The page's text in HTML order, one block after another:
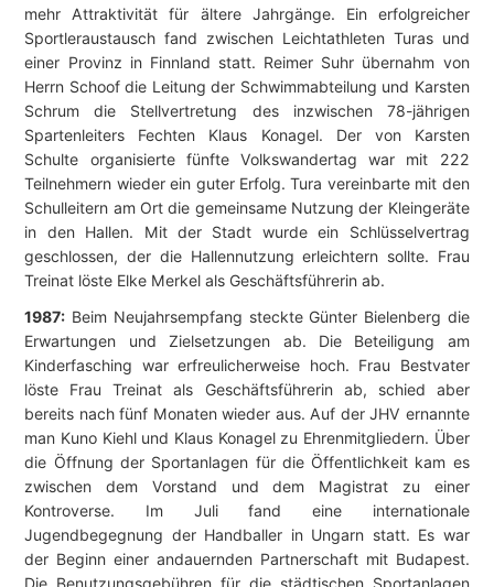
mehr Attraktivität für ältere Jahrgänge. Ein erfolgreicher
Sportleraustausch fand zwischen Leichtathleten Turas und
einer Provinz in Finnland statt. Reimer Suhr übernahm von
Herrn Schoof die Leitung der Schwimmabteilung und Karsten
Schrum die Stellvertretung des inzwischen 78-jährigen
Spartenleiters Fechten Klaus Konagel. Der von Karsten
Schulte organisierte fünfte Volkswandertag war mit 222
Teilnehmern wieder ein guter Erfolg. Tura vereinbarte mit den
Schulleitern am Ort die gemeinsame Nutzung der Kleingeräte
in den Hallen. Mit der Stadt wurde ein Schlüsselvertrag
geschlossen, der die Hallennutzung erleichtern sollte. Frau
Treinat löste Elke Merkel als Geschäftsführerin ab.
1987: Beim Neujahrsempfang steckte Günter Bielenberg die
Erwartungen und Zielsetzungen ab. Die Beteiligung am
Kinderfasching war erfreulicherweise hoch. Frau Bestvater
löste Frau Treinat als Geschäftsführerin ab, schied aber
bereits nach fünf Monaten wieder aus. Auf der JHV ernannte
man Kuno Kiehl und Klaus Konagel zu Ehrenmitgliedern. Über
die Öffnung der Sportanlagen für die Öffentlichkeit kam es
zwischen dem Vorstand und dem Magistrat zu einer
Kontroverse. Im Juli fand eine internationale
Jugendbegegnung der Handballer in Ungarn statt. Es war
der Beginn einer andauernden Partnerschaft mit Budapest.
Die Benutzungsgebühren für die städtischen Sportanlagen